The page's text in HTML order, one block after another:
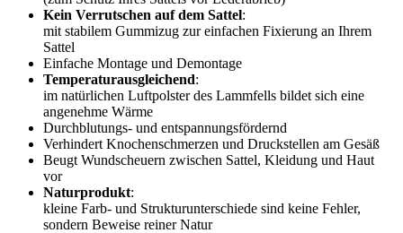
Kein Verrutschen auf dem Sattel:
mit stabilem Gummizug zur einfachen Fixierung an Ihrem
Sattel
Einfache Montage und Demontage
Temperaturausgleichend:
im natürlichen Luftpolster des Lammfells bildet sich eine
angenehme Wärme
Durchblutungs- und entspannungsfördernd
Verhindert Knochenschmerzen und Druckstellen am Gesäß
Beugt Wundscheuern zwischen Sattel, Kleidung und Haut
vor
Naturprodukt:
kleine Farb- und Strukturunterschiede sind keine Fehler,
sondern Beweise reiner Natur